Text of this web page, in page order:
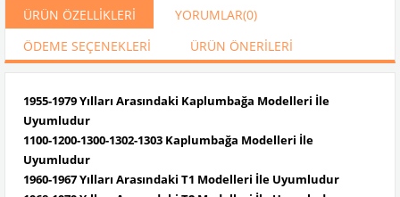
ÜRÜN ÖZELLIKLERI YORUMLAR(0)
ÖDEME SEÇENEKLERI
ÜRÜN ÖNERILERI
1955-1979 Yılları Arasındaki Kaplumbağa Modelleri İle
Uyumludur
1100-1200-1300-1302-1303 Kaplumbağa Modelleri İle
Uyumludur
1960-1967 Yılları Arasındaki T1 Modelleri İle Uyumludur